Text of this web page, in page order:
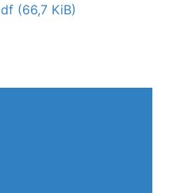
(66,7 KiB)